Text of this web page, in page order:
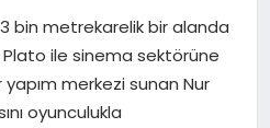
bin metrekarelik bir alanda
ile sinema sektörüne
merkezi sunan Nur
oyunculukla